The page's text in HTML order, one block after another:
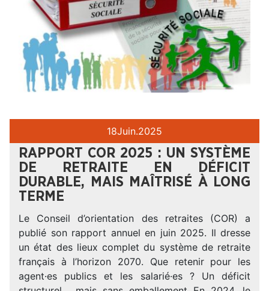
18Juin.2025
RAPPORT COR 2025 : UN SYSTÈME
DE RETRAITE EN DÉFICIT
DURABLE, MAIS MAÎTRISÉ À LONG
TERME
Le Conseil d’orientation des retraites (COR) a
publié son rapport annuel en juin 2025. Il dresse
un état des lieux complet du système de retraite
français à l’horizon 2070. Que retenir pour les
agent·es publics et les salarié·es ? Un déficit